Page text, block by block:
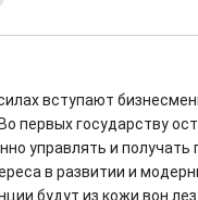
вступают
первых государству
управлять и получать
в развитии и
будут из кожи вон